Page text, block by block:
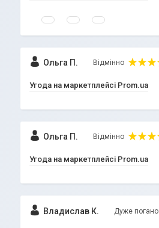
Ольга П. Відмінно
Угода на маркетплейсі Prom.ua
Ольга П. Відмінно
Угода на маркетплейсі Prom.ua
Владислав К. Дуже погано